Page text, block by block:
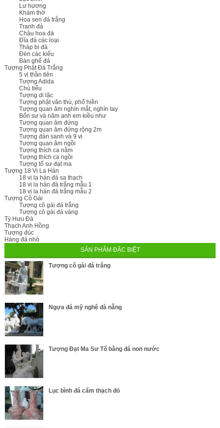
Lư hương
Khám thờ
Hoa sen đá trắng
Tranh đá
Chậu hoa đá
Đĩa đá các loại
Tháp bi đá
Đèn các kiểu
Bàn ghế đá
Tượng Phật Đá Trắng
5 vị thần tiên
Tượng Adida
Chú tiểu
Tượng di lặc
Tượng phật văn thù, phổ hiền
Tượng quan âm nghìn mắt, nghìn tay
Bổn sư và năm anh em kiều như
Tượng quan âm đứng
Tượng quan âm đứng rộng 2m
Tượng đản sanh và 9 vị
Tượng quan âm ngồi
Tượng thích ca nằm
Tượng thích ca ngồi
Tượng tổ sư đạt ma
Tượng 18 Vị La Hán
18 vị la hán đá sa thạch
18 vị la hán đá trắng mẫu 1
18 vị la hán đá trắng mẫu 2
Tượng Cô Gái
Tượng cô gái đá trắng
Tượng cô gái đá vàng
Tỳ Hưu Đá
Thạch Anh Hồng
Tượng đúc
Hàng đá nhỏ
SẢN PHẨM ĐẶC BIỆT
Tượng cô gái đá trắng
Ngựa đá mỹ nghệ đà nẵng
Tượng Đạt Ma Sư Tổ bằng đá non nước
Lục bình đá cẩm thạch đỏ